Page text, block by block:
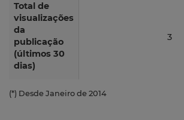
Total de
visualizações
da
publicação
(últimos 30
dias)
3
(*) Desde Janeiro de 2014